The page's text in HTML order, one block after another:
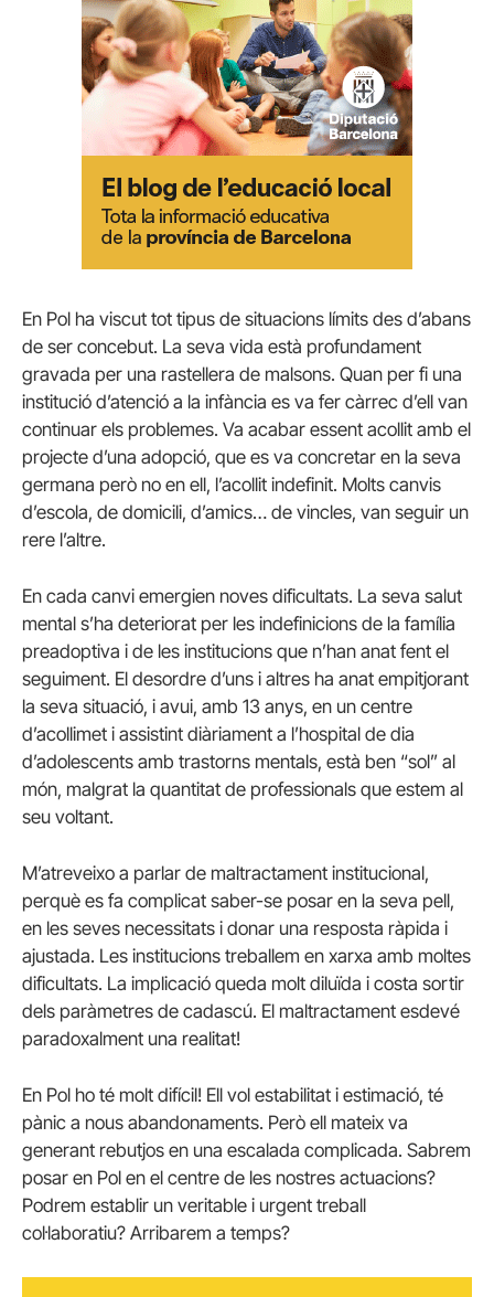
En Pol ha viscut tot tipus de situacions límits des d’abans
de ser concebut. La seva vida està profundament
gravada per una rastellera de malsons. Quan per fi una
institució d’atenció a la infància es va fer càrrec d’ell van
continuar els problemes. Va acabar essent acollit amb el
projecte d’una adopció, que es va concretar en la seva
germana però no en ell, l’acollit indefinit. Molts canvis
d’escola, de domicili, d’amics… de vincles, van seguir un
rere l’altre.
En cada canvi emergien noves dificultats. La seva salut
mental s’ha deteriorat per les indefinicions de la família
preadoptiva i de les institucions que n’han anat fent el
seguiment. El desordre d’uns i altres ha anat empitjorant
la seva situació, i avui, amb 13 anys, en un centre
d’acollimet i assistint diàriament a l’hospital de dia
d’adolescents amb trastorns mentals, està ben “sol” al
món, malgrat la quantitat de professionals que estem al
seu voltant.
M’atreveixo a parlar de maltractament institucional,
perquè es fa complicat saber-se posar en la seva pell,
en les seves necessitats i donar una resposta ràpida i
ajustada. Les institucions treballem en xarxa amb moltes
dificultats. La implicació queda molt diluïda i costa sortir
dels paràmetres de cadascú. El maltractament esdevé
paradoxalment una realitat!
En Pol ho té molt difícil! Ell vol estabilitat i estimació, té
pànic a nous abandonaments. Però ell mateix va
generant rebutjos en una escalada complicada. Sabrem
posar en Pol en el centre de les nostres actuacions?
Podrem establir un veritable i urgent treball
col·laboratiu? Arribarem a temps?